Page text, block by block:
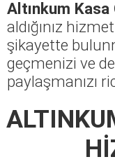
Altınkum Kasa
aldığınız
şikayette
geçmenizi ve
paylaşmanızı